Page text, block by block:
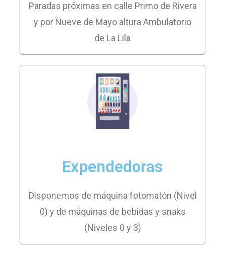
Paradas próximas en calle Primo de Rivera
y por Nueve de Mayo altura Ambulatorio
de La Lila
Expendedoras
Disponemos de máquina fotomatón (Nivel
0) y de máquinas de bebidas y snaks
(Niveles 0 y 3)